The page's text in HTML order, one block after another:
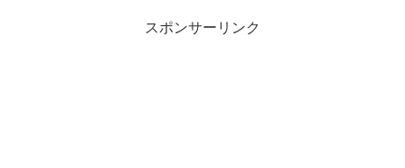
スポンサーリンク